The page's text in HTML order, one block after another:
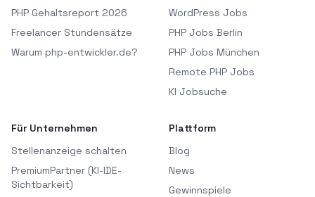
PHP Gehaltsreport 2026
Freelancer Stundensätze
Warum php-entwickler.de?
WordPress Jobs
PHP Jobs Berlin
PHP Jobs München
Remote PHP Jobs
KI Jobsuche
Für Unternehmen
Stellenanzeige schalten
PremiumPartner (KI-IDE-
Sichtbarkeit)
Plattform
Blog
News
Gewinnspiele